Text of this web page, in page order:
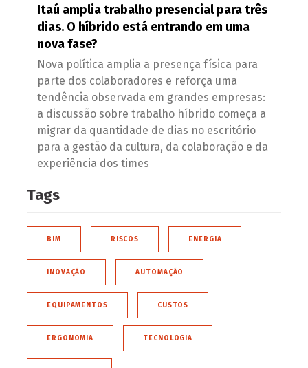
Itaú amplia trabalho presencial para três
dias. O híbrido está entrando em uma
nova fase?
Nova política amplia a presença física para
parte dos colaboradores e reforça uma
tendência observada em grandes empresas:
a discussão sobre trabalho híbrido começa a
migrar da quantidade de dias no escritório
para a gestão da cultura, da colaboração e da
experiência dos times
Tags
BIM RISCOS ENERGIA
INOVAÇÃO AUTOMAÇÃO
EQUIPAMENTOS CUSTOS
ERGONOMIA TECNOLOGIA